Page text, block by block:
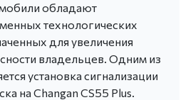
обладают
технологических
для увеличения
владельцев. Одним из
установка сигнализации
на Changan CS55 Plus.